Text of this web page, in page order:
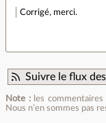
Corrigé, merci.
Suivre le flux
Note :les commentaires
Nous n’en sommes pas